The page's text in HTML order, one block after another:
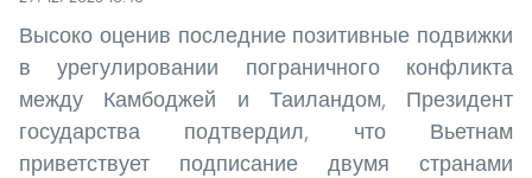
Высоко оценив последние позитивные подвижки
в урегулировании пограничного конфликта
между Камбоджей и Таиландом, Президент
государства подтвердил, что Вьетнам
приветствует подписание двумя странами